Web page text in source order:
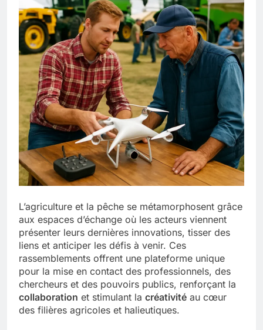
L’agriculture et la pêche se métamorphosent grâce
aux espaces d’échange où les acteurs viennent
présenter leurs dernières innovations, tisser des
liens et anticiper les défis à venir. Ces
rassemblements offrent une plateforme unique
pour la mise en contact des professionnels, des
chercheurs et des pouvoirs publics, renforçant la
collaboration et stimulant la créativité au cœur
des filières agricoles et halieutiques.